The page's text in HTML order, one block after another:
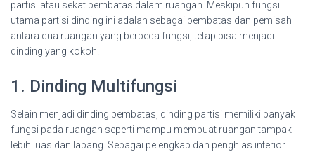
partisi atau sekat pembatas dalam ruangan. Meskipun fungsi
utama partisi dinding ini adalah sebagai pembatas dan pemisah
antara dua ruangan yang berbeda fungsi, tetap bisa menjadi
dinding yang kokoh.
1. Dinding Multifungsi
Selain menjadi dinding pembatas, dinding partisi memiliki banyak
fungsi pada ruangan seperti mampu membuat ruangan tampak
lebih luas dan lapang. Sebagai pelengkap dan penghias interior